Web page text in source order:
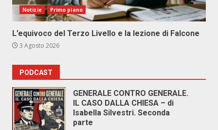
Notizie Primo piano
L’equivoco del Terzo Livello e la lezione di Falcone
3 Agosto 2026
PODCAST
GENERALE CONTRO GENERALE.
IL CASO DALLA CHIESA – di
Isabella Silvestri. Seconda
parte